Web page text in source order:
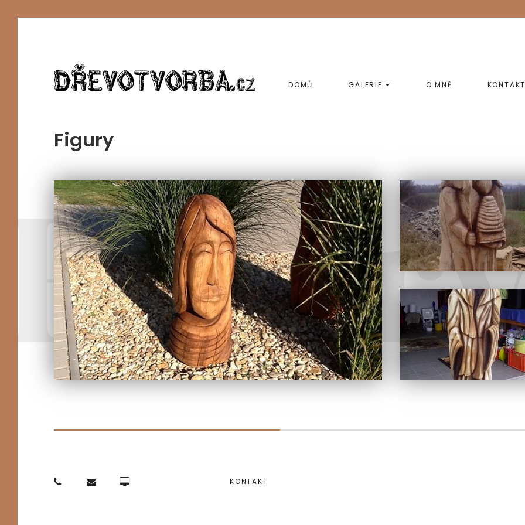
DOMŮ GALERIE O MNĚ
Figury
KONTAKT